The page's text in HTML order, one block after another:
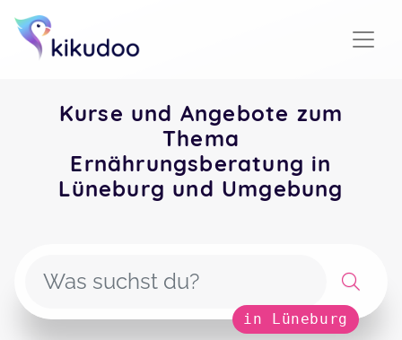
Kurse und Angebote zum
Thema
Ernährungsberatung in
Lüneburg und Umgebung
in Lüneburg